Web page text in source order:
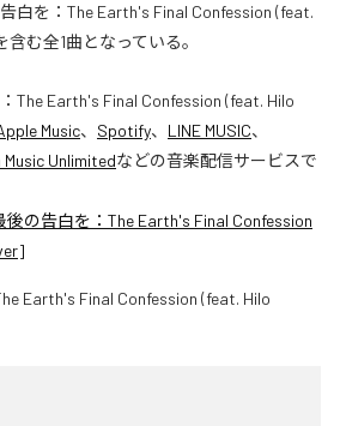
白を：The Earth's Final Confession (feat.
含む全1曲となっている。
The Earth's Final Confession (feat. Hilo
Music、 Spotify、 LINE MUSIC、
Music Unlimitedなどの音楽配信サービスで
後の告白を：The Earth's Final Confession